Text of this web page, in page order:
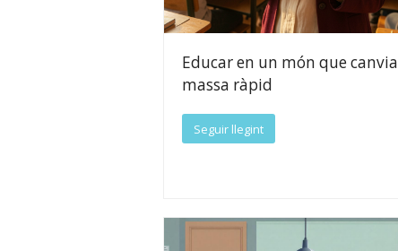
Educar en un món que canvia
massa ràpid
Seguir llegint